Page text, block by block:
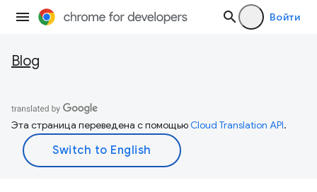
Войти
Blog
Эта страница переведена с помощьюCloud Translation API.